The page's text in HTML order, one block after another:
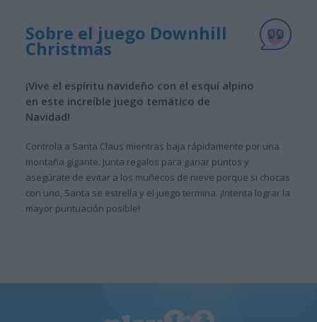
Sobre el juego Downhill
Christmas
¡Vive el espíritu navideño con el esquí alpino
en este increíble juego temático de
Navidad!
Controla a Santa Claus mientras baja rápidamente por una
montaña gigante. Junta regalos para ganar puntos y
asegúrate de evitar a los muñecos de nieve porque si chocas
con uno, Santa se estrella y el juego termina. ¡Intenta lograr la
mayor puntuación posible!